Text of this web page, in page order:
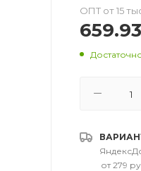
ОПТ от 15
659.93
от 279